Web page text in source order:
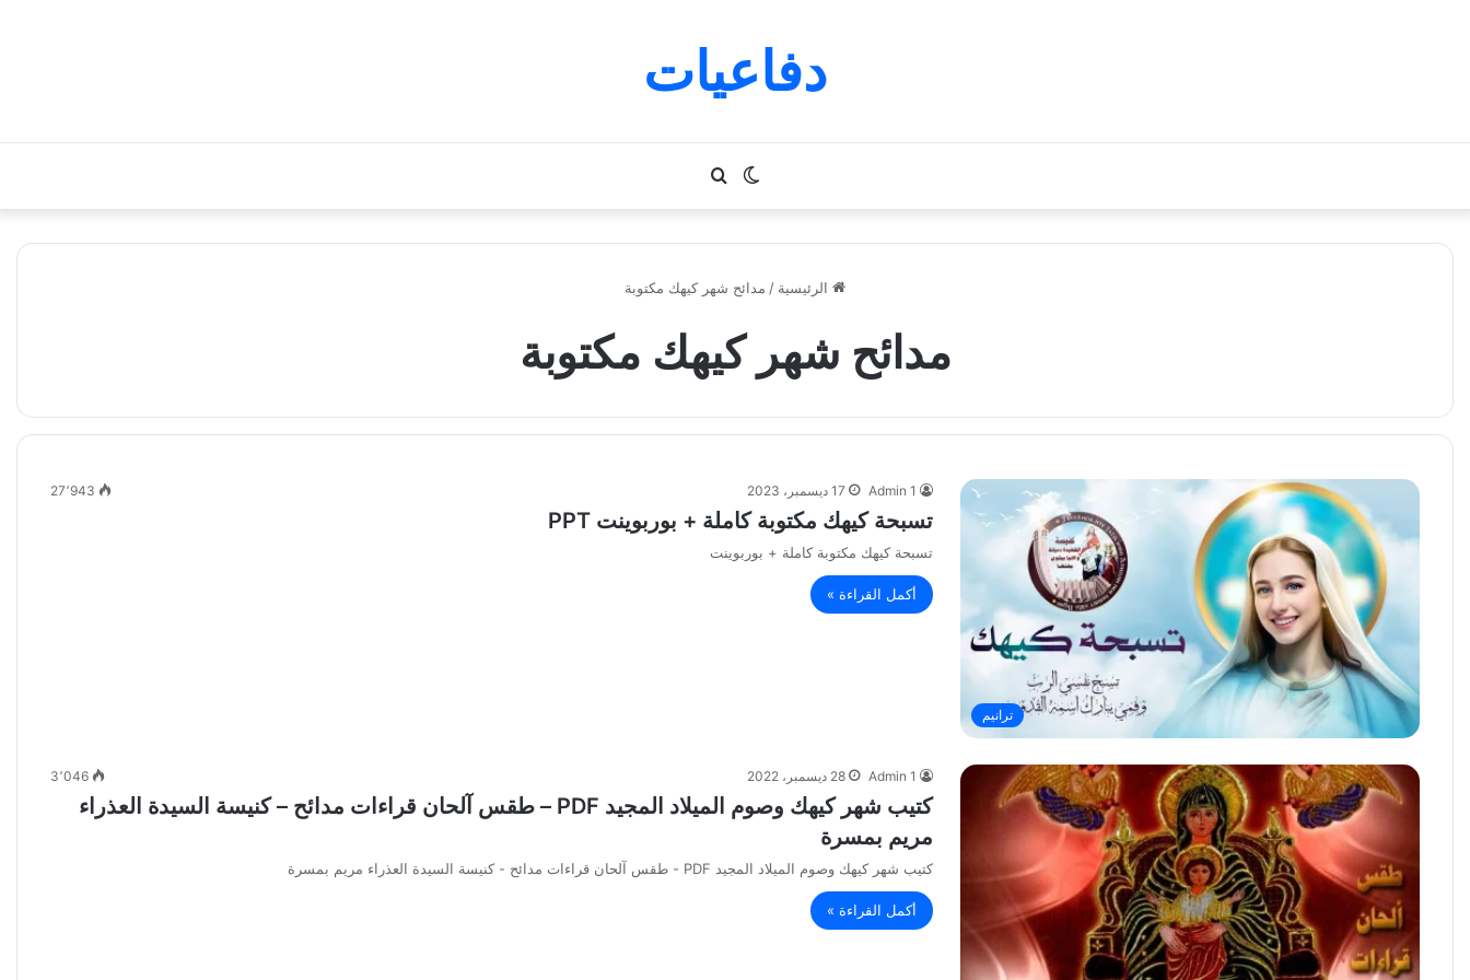
دفاعيات
بحث
عن
الوضع
المظلم
الرئيسية / مدائح شهر كيهك مكتوبة
مدائح شهر كيهك مكتوبة
ترانيم
Admin 1 17 ديسمبر، 2023 27٬943
تسبحة كيهك مكتوبة كاملة + بوربوينت PPT
تسبحة كيهك مكتوبة كاملة + بوربوينت
أكمل القراءة »
Admin 1 28 ديسمبر، 2022 3٬046
كتيب شهر كيهك وصوم الميلاد المجيد PDF – طقس آلحان قراءات مدائح – كنيسة السيدة العذراء
مريم بمسرة
كتيب شهر كيهك وصوم الميلاد المجيد PDF - طقس آلحان قراءات مدائح - كنيسة السيدة العذراء مريم بمسرة
أكمل القراءة »